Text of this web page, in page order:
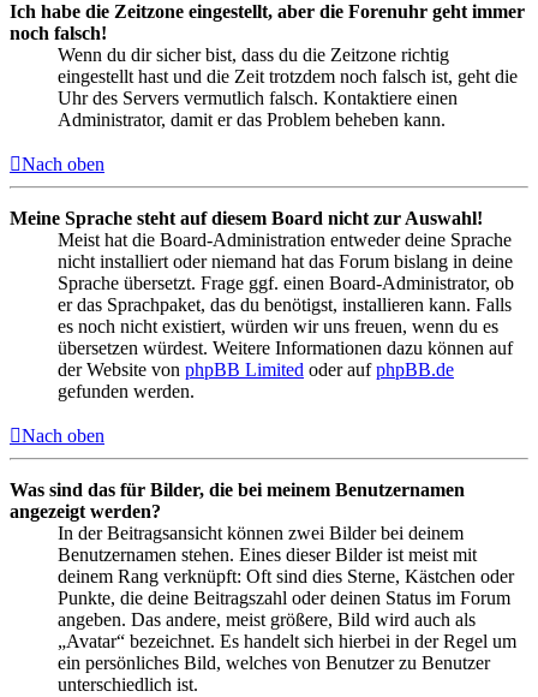
Ich habe die Zeitzone eingestellt, aber die Forenuhr geht immer
noch falsch!
Wenn du dir sicher bist, dass du die Zeitzone richtig
eingestellt hast und die Zeit trotzdem noch falsch ist, geht die
Uhr des Servers vermutlich falsch. Kontaktiere einen
Administrator, damit er das Problem beheben kann.
Nach oben
Meine Sprache steht auf diesem Board nicht zur Auswahl!
Meist hat die Board-Administration entweder deine Sprache
nicht installiert oder niemand hat das Forum bislang in deine
Sprache übersetzt. Frage ggf. einen Board-Administrator, ob
er das Sprachpaket, das du benötigst, installieren kann. Falls
es noch nicht existiert, würden wir uns freuen, wenn du es
übersetzen würdest. Weitere Informationen dazu können auf
der Website von phpBB Limited oder aufphpBB.de
gefunden werden.
Nach oben
Was sind das für Bilder, die bei meinem Benutzernamen
angezeigt werden?
In der Beitragsansicht können zwei Bilder bei deinem
Benutzernamen stehen. Eines dieser Bilder ist meist mit
deinem Rang verknüpft: Oft sind dies Sterne, Kästchen oder
Punkte, die deine Beitragszahl oder deinen Status im Forum
angeben. Das andere, meist größere, Bild wird auch als
„Avatar“ bezeichnet. Es handelt sich hierbei in der Regel um
ein persönliches Bild, welches von Benutzer zu Benutzer
unterschiedlich ist.